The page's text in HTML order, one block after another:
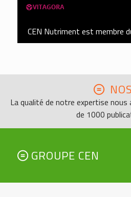
CEN Nutriment est membre
La qualité de notre expertise nous
de 1000
GROUPE CEN